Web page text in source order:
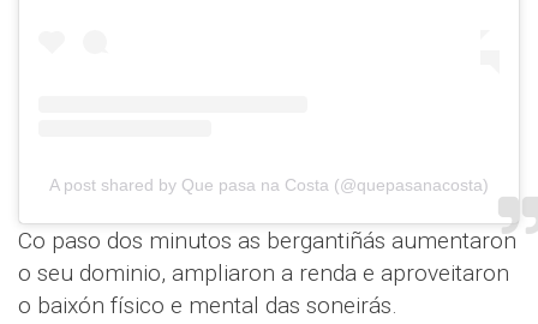
A post shared by Que pasa na Costa (@quepasanacosta)
Co paso dos minutos as bergantiñás aumentaron
o seu dominio, ampliaron a renda e aproveitaron
o baixón físico e mental das soneirás.